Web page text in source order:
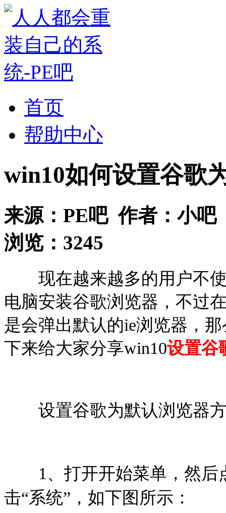
首页
帮助中心
win10如何设置谷歌
来源： PE吧作者：小吧
浏览： 3245
现在越来越多的用户不使
电脑安装谷歌浏览器，不过
是会弹出默认的ie浏览器，
下来给大家分享win10设置谷
设置谷歌为默认浏览器
1、打开开始菜单，然后
击“系统”，如下图所示：